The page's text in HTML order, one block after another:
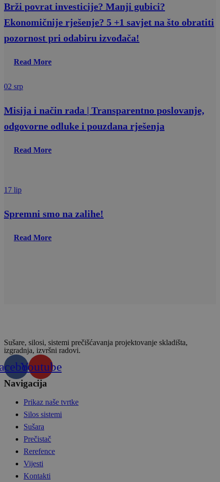
Brži povrat investicije? Manji gubici?
Ekonomičnije rješenje? 5 +1 savjet na što obratiti
pozornost pri odabiru izvođača!
Read More
02 srp
Misija i način rada | Transparentno poslovanje,
odgovorne odluke i pouzdana rješenja
Read More
17 lip
Spremni smo na zalihe!
Read More
Sušare, silosi, sistemi prečišćavanja projektovanje skladišta,
izgradnja, izvršni radovi.
Youtube
Navigacija
Prikaz naše tvrtke
Silos sistemi
Sušara
Prečistač
Rerefence
Vijesti
Kontakti